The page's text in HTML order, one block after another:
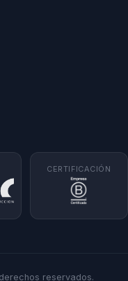
CERTIFICACIÓN
reservados.